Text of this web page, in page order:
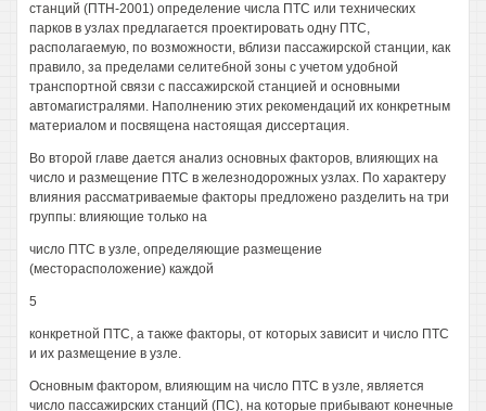
станций (ПТН-2001) определение числа ПТС или технических
парков в узлах предлагается проектировать одну ПТС,
располагаемую, по возможности, вблизи пассажирской станции, как
правило, за пределами селитебной зоны с учетом удобной
транспортной связи с пассажирской станцией и основными
автомагистралями. Наполнению этих рекомендаций их конкретным
материалом и посвящена настоящая диссертация.
Во второй главе дается анализ основных факторов, влияющих на
число и размещение ПТС в железнодорожных узлах. По характеру
влияния рассматриваемые факторы предложено разделить на три
группы: влияющие только на
число ПТС в узле, определяющие размещение
(месторасположение) каждой
5
конкретной ПТС, а также факторы, от которых зависит и число ПТС
и их размещение в узле.
Основным фактором, влияющим на число ПТС в узле, является
число пассажирских станций (ПС), на которые прибывают конечные